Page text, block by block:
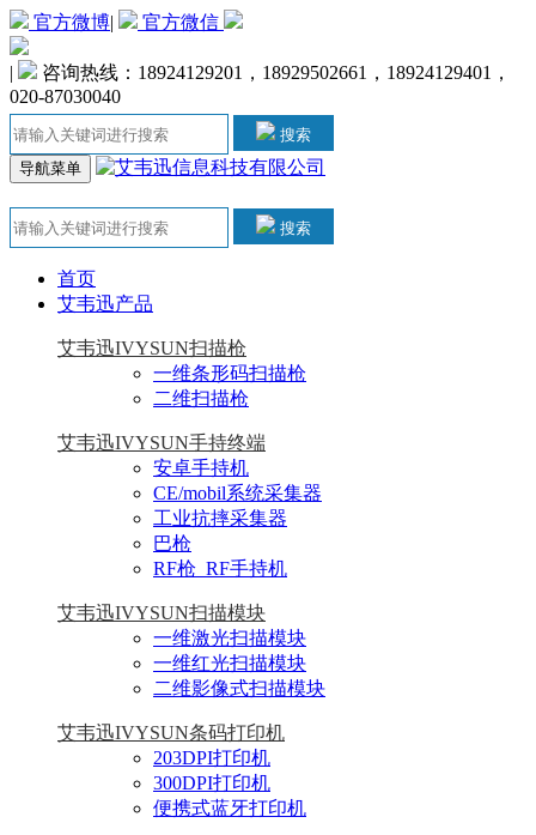
官方微博| 官方微信
|
咨询热线：18924129201，18929502661，18924129401，
020-87030040
搜索
导航菜单
搜索
首页
艾韦迅产品
艾韦迅IVYSUN扫描枪
一维条形码扫描枪
二维扫描枪
艾韦迅IVYSUN手持终端
安卓手持机
CE/mobil系统采集器
工业抗摔采集器
巴枪
RF枪_RF手持机
艾韦迅IVYSUN扫描模块
一维激光扫描模块
一维红光扫描模块
二维影像式扫描模块
艾韦迅IVYSUN条码打印机
203DPI打印机
300DPI打印机
便携式蓝牙打印机